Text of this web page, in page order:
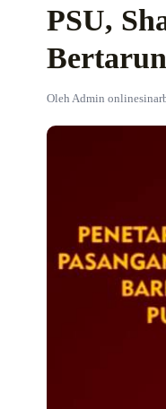
PSU,
Oleh Admin